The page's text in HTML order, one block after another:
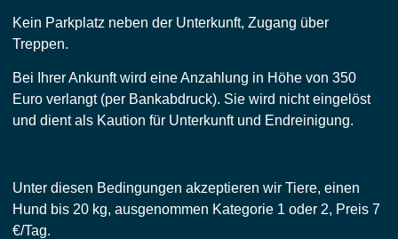
Kein Parkplatz neben der Unterkunft, Zugang über
Treppen.
Bei Ihrer Ankunft wird eine Anzahlung in Höhe von 350
Euro verlangt (per Bankabdruck). Sie wird nicht eingelöst
und dient als Kaution für Unterkunft und Endreinigung.
Unter diesen Bedingungen akzeptieren wir Tiere, einen
Hund bis 20 kg, ausgenommen Kategorie 1 oder 2, Preis 7
€/Tag.